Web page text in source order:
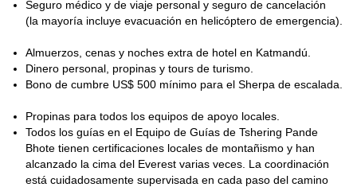
Seguro médico y de viaje personal y seguro de cancelación
(la mayoría incluye evacuación en helicóptero de emergencia).
Almuerzos, cenas y noches extra de hotel en Katmandú.
Dinero personal, propinas y tours de turismo.
Bono de cumbre US$ 500 mínimo para el Sherpa de escalada.
Propinas para todos los equipos de apoyo locales.
Todos los guías en el Equipo de Guías de Tshering Pande
Bhote tienen certificaciones locales de montañismo y han
alcanzado la cima del Everest varias veces. La coordinación
está cuidadosamente supervisada en cada paso del camino